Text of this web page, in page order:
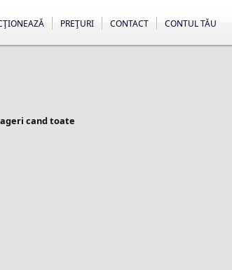
CONTUL TĂU
CONTACT
PREŢURI
cand toate